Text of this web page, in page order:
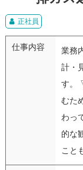
正社員
仕事内容
業務
計・
す。
むた
わっ
的な
こと